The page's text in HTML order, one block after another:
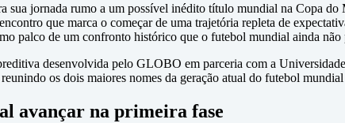
sua jornada rumo a um possível inédito título mundial na Copa
que marca o começar de uma trajetória repleta de
palco de um confronto histórico que o futebol mundial ainda não
desenvolvida pelo GLOBO em parceria com a
os dois maiores nomes da geração atual do futebol
avançar na primeira fase